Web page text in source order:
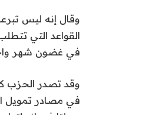
ن
3
ع
ا
ص
ل
ق
ا
م
ة
وقال إنه ليس
القواعد التي
في غضون شهر
وقد تصدر الحزب